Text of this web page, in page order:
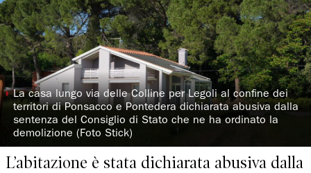
◗La casa lungo via delle Colline per Legoli al confine dei
territori di Ponsacco e Pontedera dichiarata abusiva dalla
sentenza del Consiglio di Stato che ne ha ordinato la
demolizione (Foto Stick)
L’abitazione è stata dichiarata abusiva dalla